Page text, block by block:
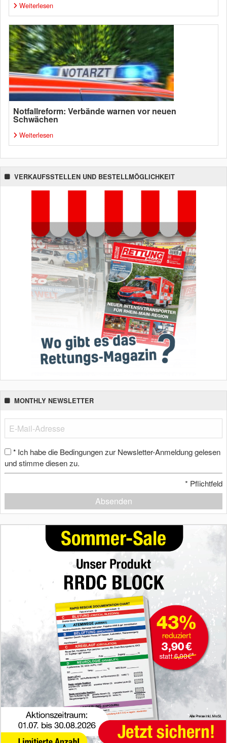
Weiterlesen
Notfallreform: Verbände warnen vor neuen
Schwächen
Weiterlesen
VERKAUFSSTELLEN UND BESTELLMÖGLICHKEIT
MONTHLY NEWSLETTER
* Ich habe die Bedingungen zur Newsletter-Anmeldung gelesen
und stimme diesen zu.
* Pflichtfeld
Absenden